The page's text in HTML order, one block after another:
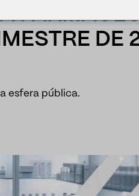
DE
esfera pública.